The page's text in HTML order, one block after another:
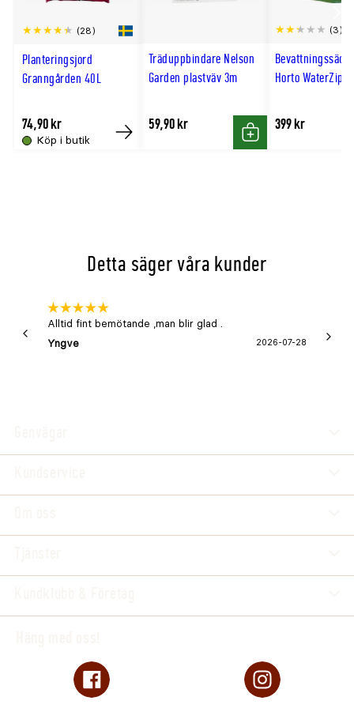
Planteringsjord
Granngården 40L
(28)
Köp i butik
74,90 kr
Köp
Träduppbindare Nelson
Garden plastväv 3m
59,90 kr
Köp
Bevattningssäck
Horto WaterZip
(3)
399 kr
Detta säger våra kunder
Alltid fint bemötande ,man blir glad .
Yngve
2026-07-28